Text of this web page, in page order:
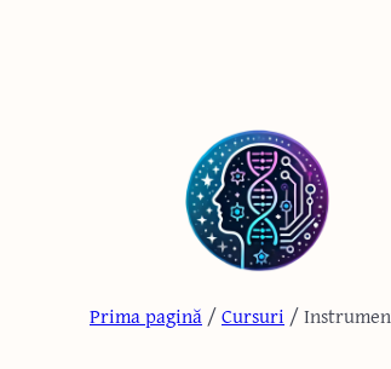
Prima pagină /Cursuri /